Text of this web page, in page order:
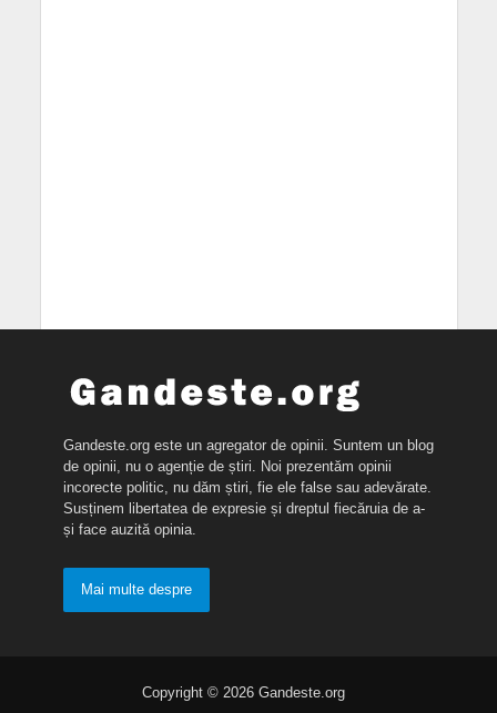
Gandeste.org este un agregator de opinii. Suntem un blog
de opinii, nu o agenție de știri. Noi prezentăm opinii
incorecte politic, nu dăm știri, fie ele false sau adevărate.
Susținem libertatea de expresie și dreptul fiecăruia de a-
și face auzită opinia.
Mai multe despre
Copyright © 2026 Gandeste.org